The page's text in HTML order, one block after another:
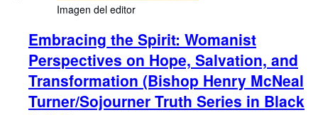
Imagen del editor
Embracing the Spirit: Womanist
Perspectives on Hope, Salvation, and
Transformation (Bishop Henry McNeal
Turner/Sojourner Truth Series in Black